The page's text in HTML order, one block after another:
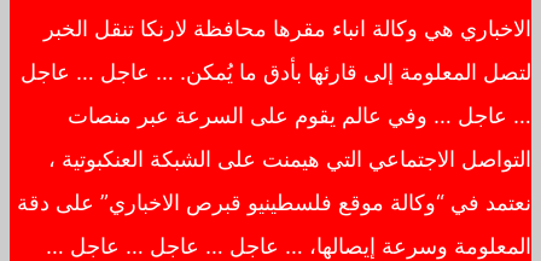
الاخباري هي وكالة انباء مقرها محافظة لارنكا تنقل الخبر
لتصل المعلومة إلى قارئها بأدق ما يُمكن. … عاجل … عاجل
… عاجل … وفي عالم يقوم على السرعة عبر منصات
التواصل الاجتماعي التي هيمنت على الشبكة العنكبوتية ،
نعتمد في “وكالة موقع فلسطينيو قبرص الاخباري” على دقة
المعلومة وسرعة إيصالها، … عاجل … عاجل … عاجل …